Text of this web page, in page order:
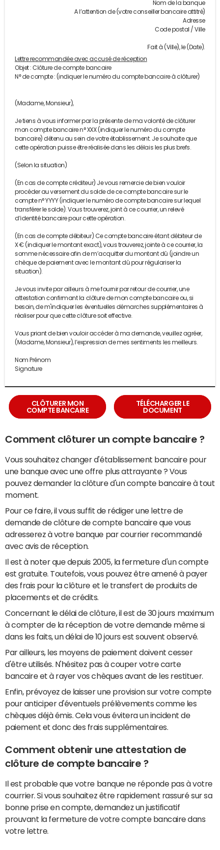
Nom de la banque
A l’attention de (votre conseiller bancaire attitré)
Adresse
Code postal / Ville
Fait à (Ville), le (Date).
Lettre recommandée avec accusé de réception
Objet : Clôture de compte bancaire
N° de compte : (indiquer le numéro du compte bancaire à clôturer)
(Madame, Monsieur),
Je tiens à vous informer par la présente de ma volonté de clôturer
mon compte bancaire n° XXX (indiquer le numéro du compte
bancaire) détenu au sein de votre établissement. Je souhaite que
cette opération puisse être réalisée dans les délais les plus brefs.
(Selon la situation)
(En cas de compte créditeur) Je vous remercie de bien vouloir
procéder au versement du solde de ce compte bancaire sur le
compte n° YYYY (indiquer le numéro de compte bancaire sur lequel
transférer le solde). Vous trouverez, joint à ce courrier, un relevé
d’identité bancaire pour cette opération.
(En cas de compte débiteur) Ce compte bancaire étant débiteur de
X € (indiquer le montant exact), vous trouverez, jointe à ce courrier, la
somme nécessaire afin de m’acquitter du montant dû (joindre un
chèque de paiement avec le montant dû pour régulariser la
situation).
Je vous invite par ailleurs à me fournir par retour de courrier, une
attestation confirmant la clôture de mon compte bancaire ou, si
besoin, de m'indiquer les éventuelles démarches supplémentaires à
réaliser pour que cette clôture soit effective.
Vous priant de bien vouloir accéder à ma demande, veuillez agréer,
(Madame, Monsieur), l’expression de mes sentiments les meilleurs.
Nom Prénom
Signature
CLÔTURER MON
COMPTE BANCAIRE
TÉLÉCHARGER LE
DOCUMENT
Comment clôturer un compte bancaire ?
Vous souhaitez changer d'établissement bancaire pour
une banque avec une offre plus attrayante ? Vous
pouvez demander la clôture d'un compte bancaire à tout
moment.
Pour ce faire, il vous suffit de rédiger une lettre de
demande de clôture de compte bancaire que vous
adresserez à votre banque par courrier recommandé
avec avis de réception.
Il est à noter que depuis 2005, la fermeture d'un compte
est gratuite. Toutefois, vous pouvez être amené à payer
des frais pour la clôture et le transfert de produits de
placements et de crédits.
Concernant le délai de clôture, il est de 30 jours maximum
à compter de la réception de votre demande même si
dans les faits, un délai de 10 jours est souvent observé.
Par ailleurs, les moyens de paiement doivent cesser
d'être utilisés. N'hésitez pas à couper votre carte
bancaire et à rayer vos chèques avant de les restituer.
Enfin, prévoyez de laisser une provision sur votre compte
pour anticiper d'éventuels prélèvements comme les
chèques déjà émis. Cela vous évitera un incident de
paiement et donc des frais supplémentaires.
Comment obtenir une attestation de
clôture de compte bancaire ?
Il est probable que votre banque ne réponde pas à votre
courrier. Si vous souhaitez être rapidement rassuré sur sa
bonne prise en compte, demandez un justificatif
prouvant la fermeture de votre compte bancaire dans
votre lettre.